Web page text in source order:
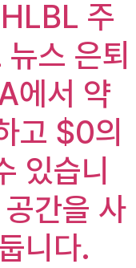
주
스 은퇴
에서 약
고 $0의
있습니
간을 사
니다.